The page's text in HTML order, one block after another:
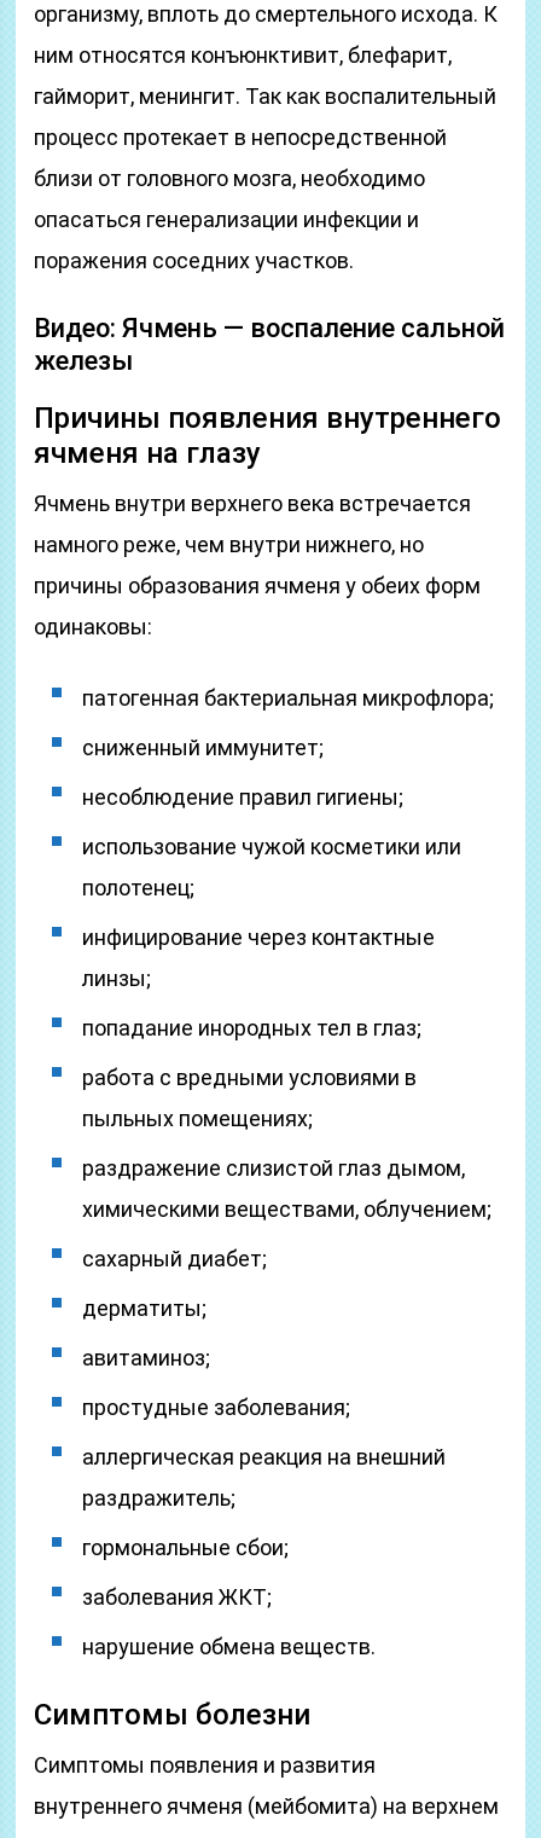
организму, вплоть до смертельного исхода. К
ним относятся конъюнктивит, блефарит,
гайморит, менингит. Так как воспалительный
процесс протекает в непосредственной
близи от головного мозга, необходимо
опасаться генерализации инфекции и
поражения соседних участков.
Видео: Ячмень — воспаление сальной
железы
Причины появления внутреннего
ячменя на глазу
Ячмень внутри верхнего века встречается
намного реже, чем внутри нижнего, но
причины образования ячменя у обеих форм
одинаковы:
патогенная бактериальная микрофлора;
сниженный иммунитет;
несоблюдение правил гигиены;
использование чужой косметики или
полотенец;
инфицирование через контактные
линзы;
попадание инородных тел в глаз;
работа с вредными условиями в
пыльных помещениях;
раздражение слизистой глаз дымом,
химическими веществами, облучением;
сахарный диабет;
дерматиты;
авитаминоз;
простудные заболевания;
аллергическая реакция на внешний
раздражитель;
гормональные сбои;
заболевания ЖКТ;
нарушение обмена веществ.
Симптомы болезни
Симптомы появления и развития
внутреннего ячменя (мейбомита) на верхнем